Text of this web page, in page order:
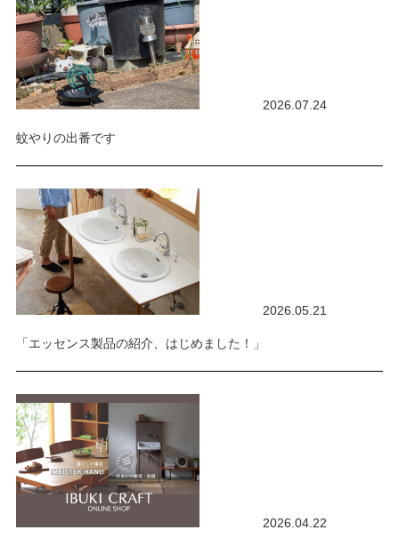
2026.07.24
蚊やりの出番です
2026.05.21
「エッセンス製品の紹介、はじめました！」
2026.04.22